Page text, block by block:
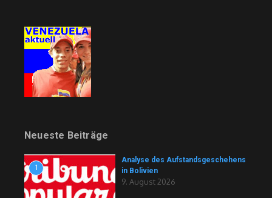
Neueste Beiträge
1
Analyse des Aufstandsgeschehens
in Bolivien
9. August 2026